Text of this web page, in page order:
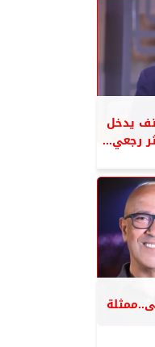
يدخل
رجعي...